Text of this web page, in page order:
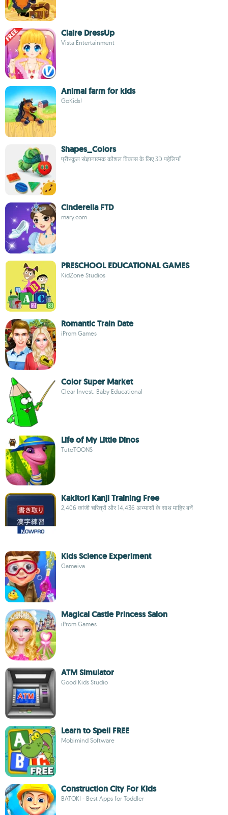
Claire DressUp
Vista Entertainment
Animal farm for kids
GoKids!
Shapes_Colors
प्रीस्कूल संज्ञानात्मक कौशल विकास के लिए 3D पहेलियाँ
Cinderella FTD
mary.com
PRESCHOOL EDUCATIONAL GAMES
KidZone Studios
Romantic Train Date
iProm Games
Color Super Market
Clear Invest. Baby Educational
Life of My Little Dinos
TutoTOONS
Kakitori Kanji Training Free
2,406 कांजी चरित्रों और 14,436 अभ्यासों के साथ माहिर बनें
Kids Science Experiment
Gameiva
Magical Castle Princess Salon
iProm Games
ATM Simulator
Good Kids Studio
Learn to Spell FREE
Mobimind Software
Construction City For Kids
BATOKI - Best Apps for Toddler